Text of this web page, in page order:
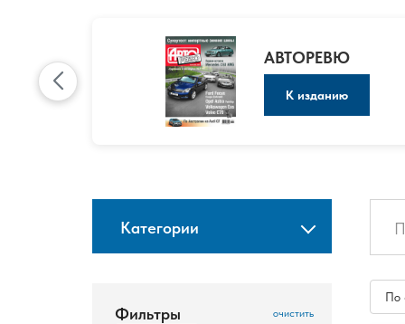
АВТОРЕВЮ
К изданию
Категории
Фильтры
По